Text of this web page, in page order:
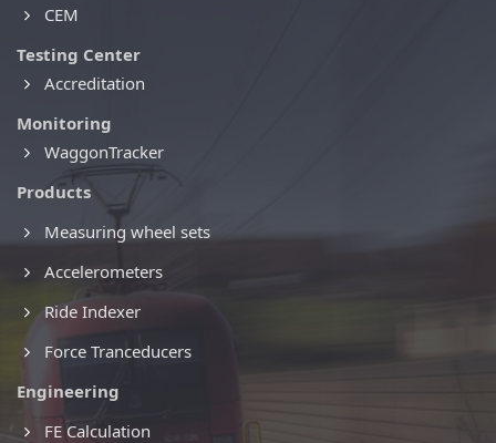
CEM
Testing Center
Accreditation
Monitoring
WaggonTracker
Products
Measuring wheel sets
Accelerometers
Ride Indexer
Force Tranceducers
Engineering
FE Calculation